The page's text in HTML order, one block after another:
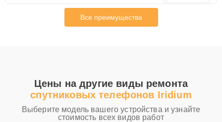
Все преимущества
Цены на другие виды ремонта
спутниковых телефонов Iridium
Выберите модель вашего устройства и узнайте
стоимость всех видов работ